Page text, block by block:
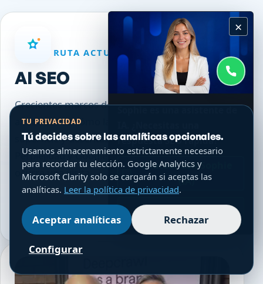
RUTA ACTUAL DEL TEMA
AI SEO
Crecientes marcos de búsqueda AI SEO
alrededor de cómo las marcas están en
superficie y descritas dentro de ChatGPT, Grok,
Perplejidad y Google AI Reseñas antes de que
ocurra una visita.
Explorar página actual
TU PRIVACIDAD
Tú decides sobre las analíticas opcionales.
Usamos almacenamiento estrictamente necesario
para recordar tu elección. Google Analytics y
Microsoft Clarity solo se cargarán si aceptas las
analíticas. Leer la política de privacidad.
Aceptar analíticas Rechazar
Configurar
×
respuesta SEO rápida?
Chatear con Sophie
(IA)